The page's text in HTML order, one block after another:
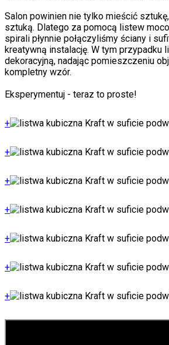
Salon powinien nie tylko mieścić
sztuką. Dlatego za pomocą listew
spirali płynnie połączyliśmy ściany i
kreatywną instalację. W tym przypadku
dekoracyjną, nadając pomieszczeniu
kompletny wzór.
Eksperymentuj - teraz to proste!
+
+
+
+
+
+
+